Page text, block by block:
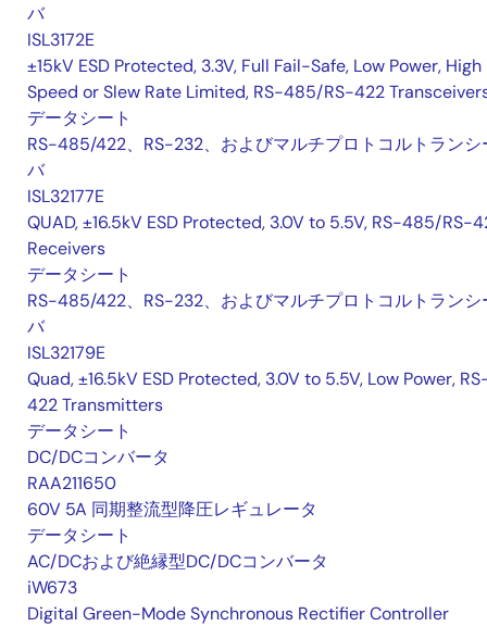
バ
ISL3172E
±15kV ESD Protected, 3.3V, Full Fail-Safe, Low Power, High
Speed or Slew Rate Limited, RS-485/RS-422
データシート
RS-485/422、RS-232、およびマルチプロトコルトランシ
バ
ISL32177E
QUAD, ±16.5kV ESD Protected, 3.0V to 5.5V, RS-485/RS-
Receivers
データシート
RS-485/422、RS-232、およびマルチプロトコルトランシ
バ
ISL32179E
Quad, ±16.5kV ESD Protected, 3.0V to 5.5V, Low Power,
422 Transmitters
データシート
DC/DCコンバータ
RAA211650
60V 5A 同期整流型降圧レギュレータ
データシート
AC/DCおよび絶縁型DC/DCコンバータ
iW673
Digital Green-Mode Synchronous Rectifier Controller